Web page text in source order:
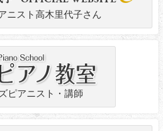
ニスト高木里代子さん
ピアニスト・講師